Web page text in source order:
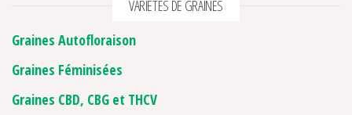
VARIETES DE GRAINES
Graines Autofloraison
Graines Féminisées
Graines CBD, CBG et THCV